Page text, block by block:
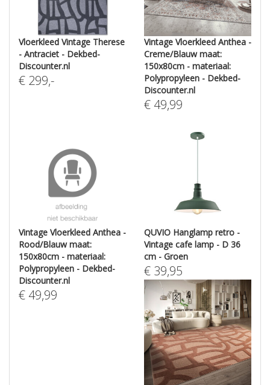
Vloerkleed Vintage Therese
- Antraciet - Dekbed-
Discounter.nl
€ 299,-
Vintage Vloerkleed Anthea -
Creme/Blauw maat:
150x80cm - materiaal:
Polypropyleen - Dekbed-
Discounter.nl
€ 49,99
Vintage Vloerkleed Anthea -
Rood/Blauw maat:
150x80cm - materiaal:
Polypropyleen - Dekbed-
Discounter.nl
€ 49,99
QUVIO Hanglamp retro -
Vintage cafe lamp - D 36
cm - Groen
€ 39,95